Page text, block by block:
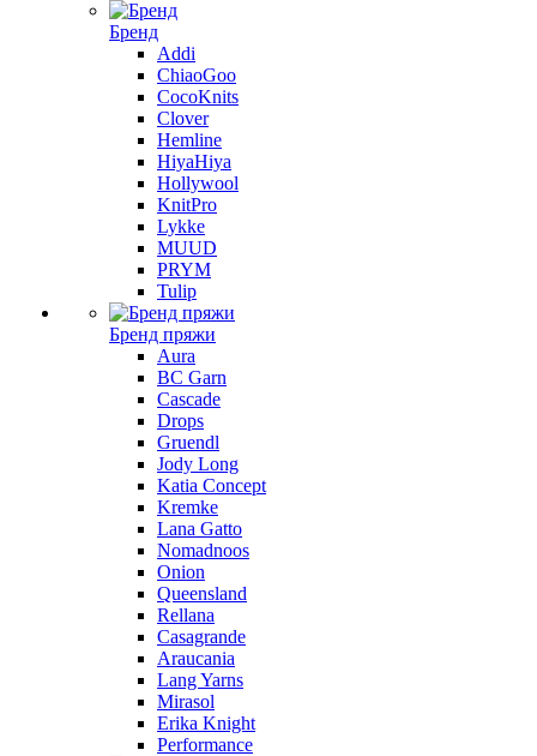
Бренд
Addi
ChiaoGoo
CocoKnits
Clover
Hemline
HiyaHiya
Hollywool
KnitPro
Lykke
MUUD
PRYM
Tulip
Бренд пряжи
Aura
BC Garn
Cascade
Drops
Gruendl
Jody Long
Katia Concept
Kremke
Lana Gatto
Nomadnoos
Onion
Queensland
Rellana
Casagrande
Araucania
Lang Yarns
Mirasol
Erika Knight
Performance